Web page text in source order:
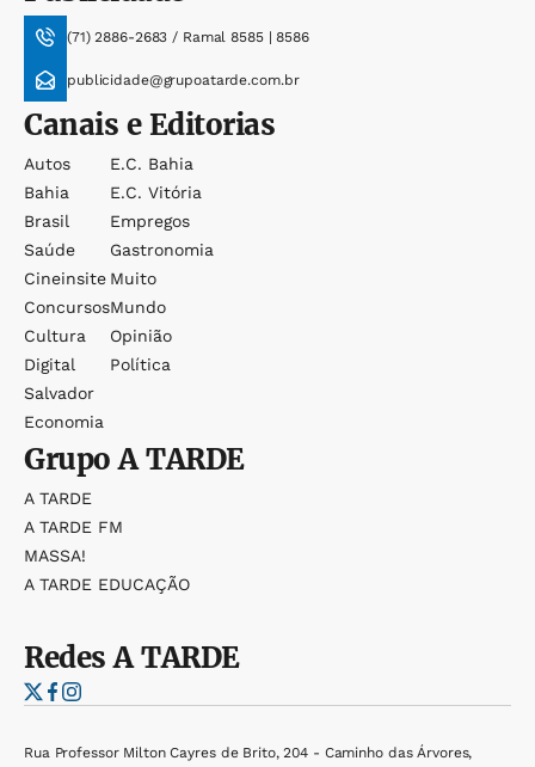
(71) 2886-2683 / Ramal 8585 | 8586
publicidade@grupoatarde.com.br
Canais e Editorias
Autos
Bahia
Brasil
Saúde
Cineinsite
Concursos
Cultura
Digital
Salvador
Economia
E.c. Bahia
E.c. Vitória
Empregos
Gastronomia
Muito
Mundo
Opinião
Política
GrupoA TARDE
A TARDE
A TARDE FM
MASSA!
A TARDE EDUCAÇÃO
RedesA TARDE
Rua Professor Milton Cayres de Brito, 204 - Caminho das Árvores,